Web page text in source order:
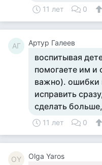
11 лет 0
АГ Артур Галеев
воспитывая
помогаете им и
важно). ошибки
исправить
сделать
11 лет 0
OY Olga Yaros